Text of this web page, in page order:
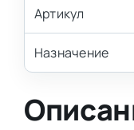
Артикул
Назначение